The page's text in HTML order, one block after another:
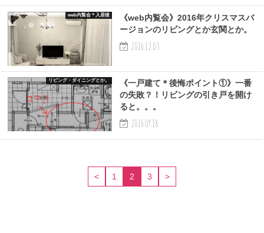
web内覧会＊入居後
《web内覧会》2016年クリスマスバ
ージョンのリビングとか玄関とか。
2016.12.03
リビング・ダイニングとか。
《一戸建て＊後悔ポイント①》一番
の失敗？！リビングの引き戸を開け
ると。。。
2016.09.18
< 1 2 3 >